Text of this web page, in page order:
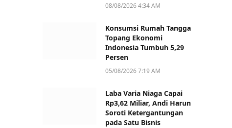
08/08/2026 4:34 AM
Konsumsi Rumah Tangga
Topang Ekonomi
Indonesia Tumbuh 5,29
Persen
05/08/2026 7:19 AM
Laba Varia Niaga Capai
Rp3,62 Miliar, Andi Harun
Soroti Ketergantungan
pada Satu Bisnis